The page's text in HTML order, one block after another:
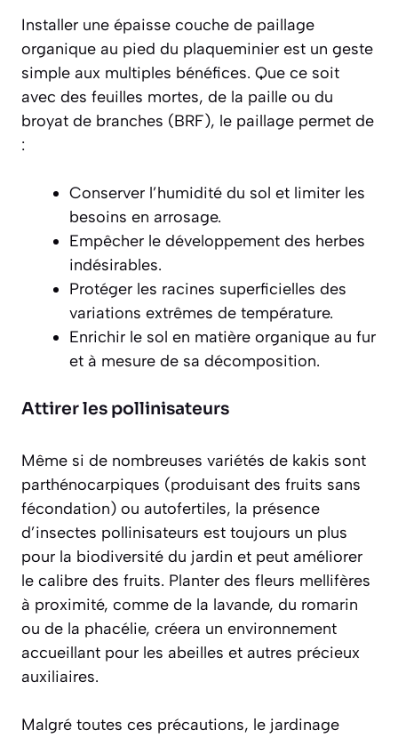
Installer une épaisse couche de paillage
organique au pied du plaqueminier est un geste
simple aux multiples bénéfices. Que ce soit
avec des feuilles mortes, de la paille ou du
broyat de branches (BRF), le paillage permet de
:
Conserver l’humidité du sol et limiter les
besoins en arrosage.
Empêcher le développement des herbes
indésirables.
Protéger les racines superficielles des
variations extrêmes de température.
Enrichir le sol en matière organique au fur
et à mesure de sa décomposition.
Attirer les pollinisateurs
Même si de nombreuses variétés de kakis sont
parthénocarpiques (produisant des fruits sans
fécondation) ou autofertiles, la présence
d’insectes pollinisateurs est toujours un plus
pour la biodiversité du jardin et peut améliorer
le calibre des fruits. Planter des fleurs mellifères
à proximité, comme de la lavande, du romarin
ou de la phacélie, créera un environnement
accueillant pour les abeilles et autres précieux
auxiliaires.
Malgré toutes ces précautions, le jardinage